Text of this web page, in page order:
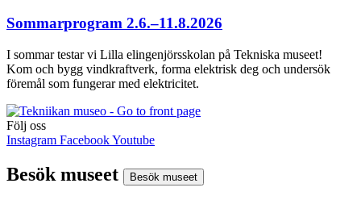
Sommarprogram 2.6.–11.8.2026
I sommar testar vi Lilla elingenjörsskolan på Tekniska museet!
Kom och bygg vindkraftverk, forma elektrisk deg och undersök
föremål som fungerar med elektricitet.
Följ oss
Instagram FacebookYoutube
Besök museet Besök museet